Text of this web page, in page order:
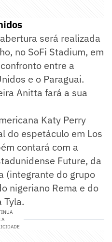
será realizada
no SoFi Stadium, em
entre a
e o Paraguai.
Anitta fará a sua
Katy Perry
do espetáculo em Los
contará com a
Future, da
(integrante do grupo
nigeriano Rema e do
Tyla.
A